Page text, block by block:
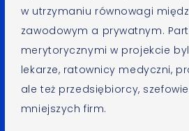
w utrzymaniu równowagi
zawodowym a prywatnym.
merytorycznymi w projekcie
lekarze, ratownicy medyczni,
ale też przedsiębiorcy,
mniejszych firm.